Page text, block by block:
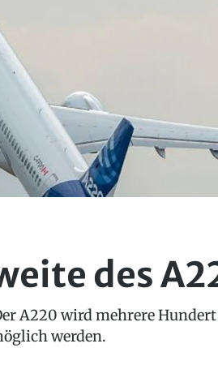
des
A220 wird mehrere
werden.